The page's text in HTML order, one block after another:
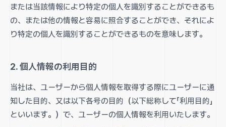
または当該情報により特定の個人を識別することができるも
の、または他の情報と容易に照合することができ、それによ
り特定の個人を識別することができるものを意味します。
2. 個人情報の利用目的
当社は、ユーザーから個人情報を取得する際にユーザーに通
知した目的、又は以下各号の目的（以下総称して「利用目的」
といいます。）で、ユーザーの個人情報を利用いたします。